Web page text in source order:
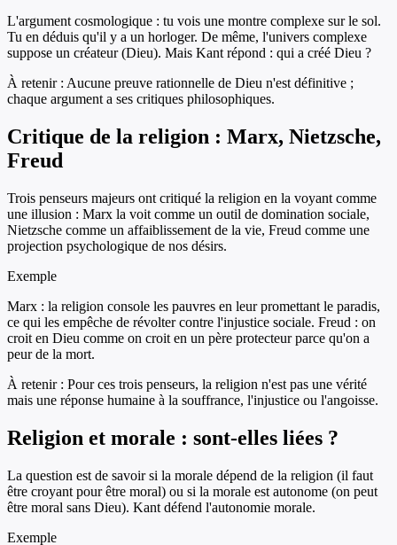
L'argument cosmologique : tu vois une montre complexe sur le sol.
Tu en déduis qu'il y a un horloger. De même, l'univers complexe
suppose un créateur (Dieu). Mais Kant répond : qui a créé Dieu ?
À retenir : Aucune preuve rationnelle de Dieu n'est définitive ;
chaque argument a ses critiques philosophiques.
Critique de la religion : Marx, Nietzsche,
Freud
Trois penseurs majeurs ont critiqué la religion en la voyant comme
une illusion : Marx la voit comme un outil de domination sociale,
Nietzsche comme un affaiblissement de la vie, Freud comme une
projection psychologique de nos désirs.
Exemple
Marx : la religion console les pauvres en leur promettant le paradis,
ce qui les empêche de révolter contre l'injustice sociale. Freud : on
croit en Dieu comme on croit en un père protecteur parce qu'on a
peur de la mort.
À retenir : Pour ces trois penseurs, la religion n'est pas une vérité
mais une réponse humaine à la souffrance, l'injustice ou l'angoisse.
Religion et morale : sont-elles liées ?
La question est de savoir si la morale dépend de la religion (il faut
être croyant pour être moral) ou si la morale est autonome (on peut
être moral sans Dieu). Kant défend l'autonomie morale.
Exemple